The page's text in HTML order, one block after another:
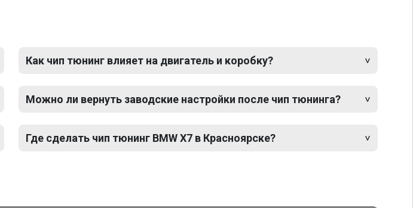
Как чип тюнинг влияет на двигатель и коробку?
Можно ли вернуть заводские настройки после чип тюнинга?
Где сделать чип тюнинг BMW X7 в Красноярске?